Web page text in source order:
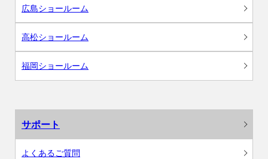
広島ショールーム
高松ショールーム
福岡ショールーム
サポート
よくあるご質問